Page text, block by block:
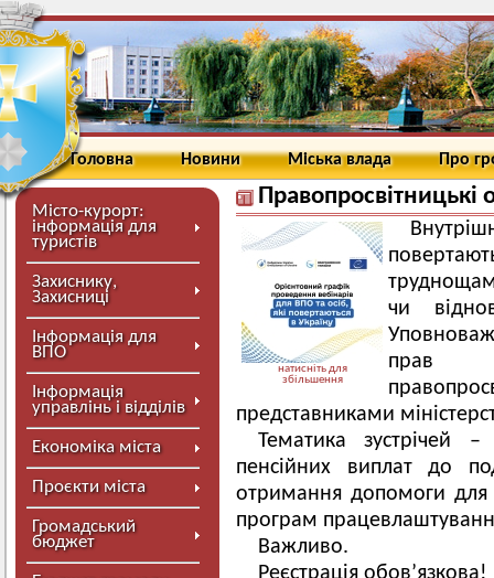
Головна Новини Міська влада Про
Місто-курорт:
інформація для
туристів
Захиснику,
Захисниці
Інформація для
ВПО
Інформація
управлінь і відділів
Економіка міста
Проєкти міста
Громадський
бюджет
натисніть для
збільшення
чи
прав
представниками
Тематика зустрічей
пенсійних виплат до
отримання допомоги для
програм
Важливо.
Реєстрація обов’язкова!